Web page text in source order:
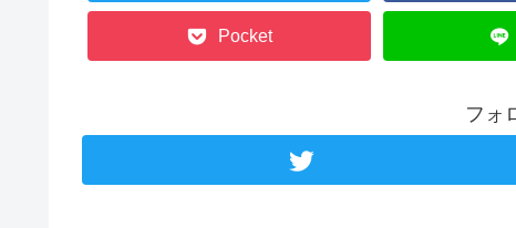
Pocket
フォ